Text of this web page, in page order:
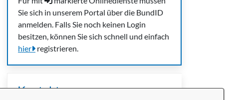
Sie sich in unserem Portal über die BundID
anmelden. Falls Sie noch keinen Login
besitzen, können Sie sich schnell und einfach
hier
registrieren.
Kontakt